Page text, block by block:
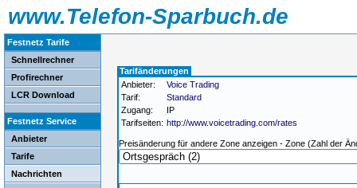
www.Telefon-Sparbuch.de
Festnetz Tarife
Schnellrechner
Profirechner
LCR Download
Festnetz Service
Anbieter
Tarife
Nachrichten
Tarifänderungen
Anbieter:
Voice Trading
Tarif:
Standard
Zugang:
IP
Tarifseiten: http://www.voicetrading.com/rates
Preisänderung für andere Zone anzeigen - Zone (Zahl der